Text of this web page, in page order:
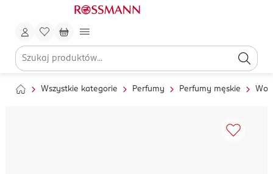
Wszystkie kategorie Perfumy Perfumy męskie